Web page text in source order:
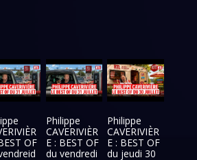
OF
Philippe
CAVERIVIÈR
E : BEST OF
du vendredi
Philippe
CAVERIVIÈR
E : BEST OF
du jeudi 30